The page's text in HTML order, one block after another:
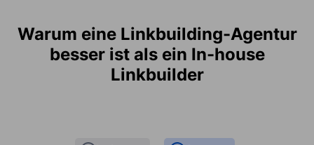
Warum eine Linkbuilding-Agentur
besser ist als ein In-house
Linkbuilder